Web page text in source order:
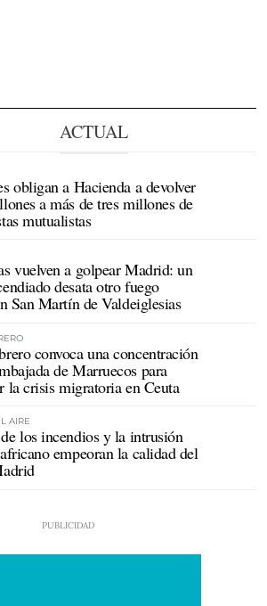
ACTUAL
obligan a Hacienda a devolver
a más de tres millones de
mutualistas
vuelven a golpear Madrid: un
desata otro fuego
San Martín de Valdeiglesias
convoca una concentración
de Marruecos para
la crisis migratoria en Ceuta
AIRE
los incendios y la intrusión
empeoran la calidad del